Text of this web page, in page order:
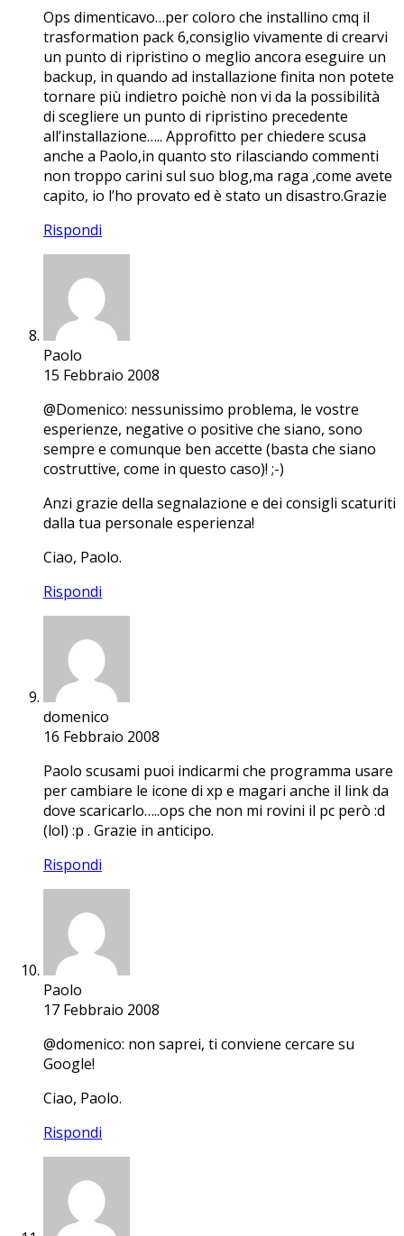
Ops dimenticavo…per coloro che installino cmq il
trasformation pack 6,consiglio vivamente di crearvi
un punto di ripristino o meglio ancora eseguire un
backup, in quando ad installazione finita non potete
tornare più indietro poichè non vi da la possibilità
di scegliere un punto di ripristino precedente
all’installazione….. Approfitto per chiedere scusa
anche a Paolo,in quanto sto rilasciando commenti
non troppo carini sul suo blog,ma raga ,come avete
capito, io l’ho provato ed è stato un disastro.Grazie
Rispondi
Paolo
15 Febbraio 2008
@Domenico: nessunissimo problema, le vostre
esperienze, negative o positive che siano, sono
sempre e comunque ben accette (basta che siano
costruttive, come in questo caso)! ;-)
Anzi grazie della segnalazione e dei consigli scaturiti
dalla tua personale esperienza!
Ciao, Paolo.
Rispondi
domenico
16 Febbraio 2008
Paolo scusami puoi indicarmi che programma usare
per cambiare le icone di xp e magari anche il link da
dove scaricarlo…..ops che non mi rovini il pc però :d
(lol) :p . Grazie in anticipo.
Rispondi
Paolo
17 Febbraio 2008
@domenico: non saprei, ti conviene cercare su
Google!
Ciao, Paolo.
Rispondi